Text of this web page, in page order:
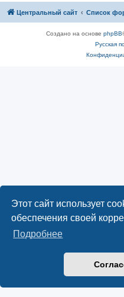
Этот сайт использует
обеспечения своей
Подробнее
Центральный сайт Список
Создано на основе phpBB
Русская